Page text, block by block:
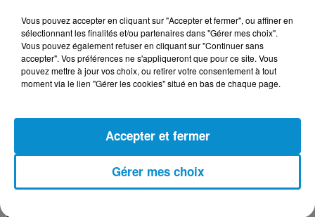
23 juillet 2026
Les Zinformés - 23/07/26
Vous pouvez accepter en cliquant sur "Accepter et fermer", ou affiner en
sélectionnant les finalités et/ou partenaires dans "Gérer mes choix".
Vous pouvez également refuser en cliquant sur "Continuer sans
accepter". Vos préférences ne s'appliqueront que pour ce site. Vous
pouvez mettre à jour vos choix, ou retirer votre consentement à tout
moment via le lien "Gérer les cookies" situé en bas de chaque page.
Gérer mes choix
Accepter et fermer